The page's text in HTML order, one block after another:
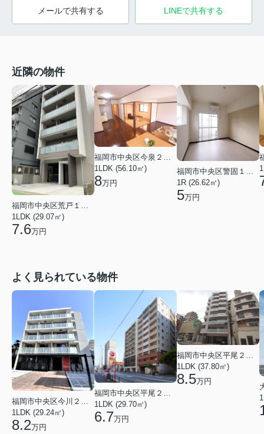
メールで共有する LINEで共有する
近隣の物件
1LDK (29.07㎡)
7.6万円
1LDK (56.10㎡)
8万円
福岡市中央区警固１丁目
1R (26.62㎡)
5万円
よく見られている物件
福岡市中央区今川２丁目
1LDK (29.24㎡)
8.2万円
福岡市中央区平尾２丁目
1LDK (29.70㎡)
6.7万円
福岡市中央区平尾２丁目
1LDK (37.80㎡)
8.5万円